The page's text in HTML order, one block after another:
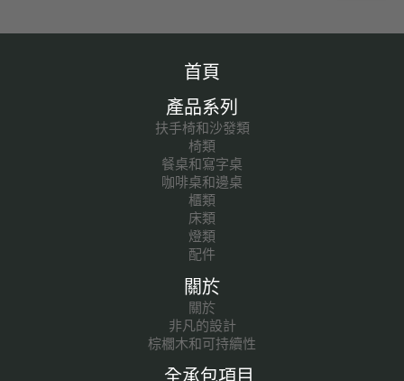
首頁
產品系列
扶手椅和沙發類
椅類
餐桌和寫字桌
咖啡桌和邊桌
櫃類
床類
燈類
配件
關於
關於
非凡的設計
棕櫚木和可持續性
全承包項目